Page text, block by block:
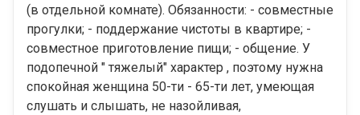
(в отдельной комнате). Обязанности: - совместные
прогулки; - поддержание чистоты в квартире; -
совместное приготовление пищи; - общение. У
подопечной " тяжелый" характер , поэтому нужна
спокойная женщина 50-ти - 65-ти лет, умеющая
слушать и слышать, не назойливая,